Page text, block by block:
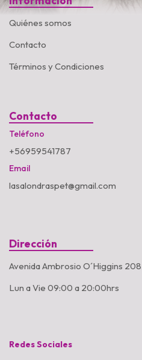
Quiénes somos
Contacto
Términos y Condiciones
Contacto
Teléfono
+56959541787
Email
lasalondraspet@gmail.com
Dirección
Avenida Ambrosio O´Higgins
Lun a Vie 09:00 a 20:00hrs
Redes Sociales